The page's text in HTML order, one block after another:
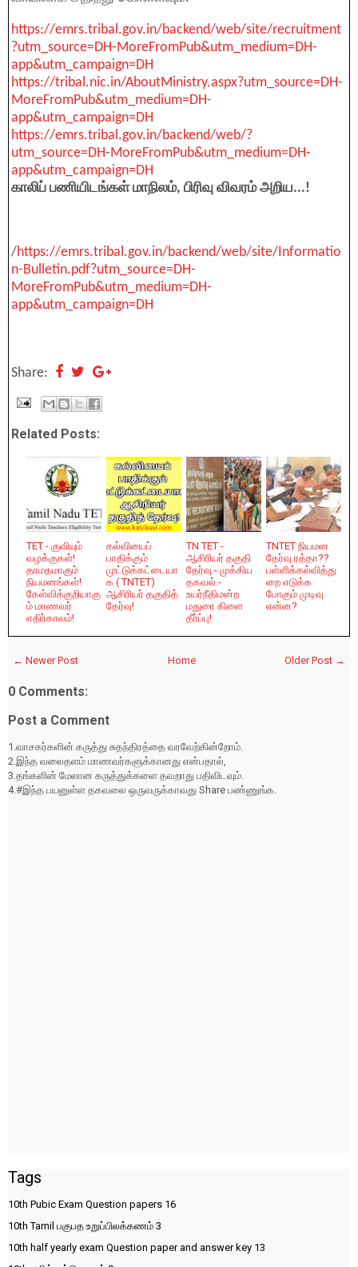
https://emrs.tribal.gov.in/backend/web/site/recruitment
?utm_source=DH-MoreFromPub&utm_medium=DH-
app&utm_campaign=DH
https://tribal.nic.in/AboutMinistry.aspx?utm_source=DH-
MoreFromPub&utm_medium=DH-
app&utm_campaign=DH
https://emrs.tribal.gov.in/backend/web/?
utm_source=DH-MoreFromPub&utm_medium=DH-
app&utm_campaign=DH
காலிப் பணியிடங்கள் மாநிலம், பிரிவு விவரம் அறிய...!
/https://emrs.tribal.gov.in/backend/web/site/Informatio
n-Bulletin.pdf?utm_source=DH-
MoreFromPub&utm_medium=DH-
app&utm_campaign=DH
Share:
Related Posts:
TET - குவியும்
வழக்குகள்!
தாமதமாகும்
நியமனங்கள்!
கேள்விக்குறியாகு
ம் மாணவர்
எதிர்காலம்!
கல்வியைப்
பாதிக்கும்
முட்டுக்கட்டையா
க ( TNTET)
ஆசிரியர் தகுதித்
தேர்வு!
TN TET -
ஆசிரியர் தகுதி
தேர்வு - முக்கிய
தகவல் -
உயர்நீதிமன்ற
மதுரை கிளை
தீர்ப்பு!
TNTET நியமன
தேர்வு ரத்தா??
பள்ளிக்கல்வித்து
றை எடுக்க
போகும் முடிவு
என்ன?
← Newer Post Older Post →
Home
0 Comments:
Post a Comment
1.வாசகர்களின் கருத்து சுதந்திரத்தை வரவேற்கின்றோம்.
2.இந்த வலைதளம் மாணவர்களுக்கானது என்பதால்,
3.தங்களின் மேலான கருத்துக்களை தவறாது பதிவிடவும்.
4.#இந்த பயனுள்ள தகவலை ஒருவருக்காவது Share பண்ணுங்க.
Tags
10th Pubic Exam Question papers 16
10th Tamil பகுபத உறுப்பிலக்கணம் 3
10th half yearly exam Question paper and answer key 13